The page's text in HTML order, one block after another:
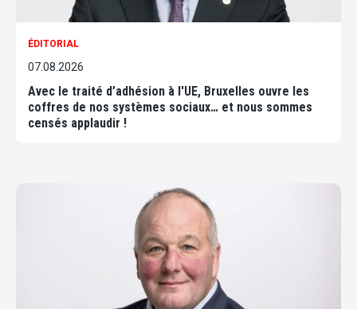
ÉDITORIAL
07.08.2026
Avec le traité d’adhésion à l'UE, Bruxelles ouvre les
coffres de nos systèmes sociaux… et nous sommes
censés applaudir !